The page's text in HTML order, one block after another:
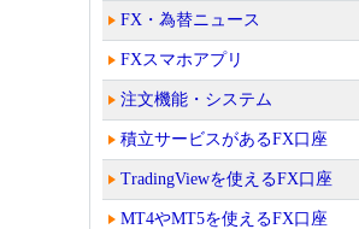
FX・為替ニュース
FXスマホアプリ
注文機能・システム
積立サービスがあるFX口座
TradingViewを使えるFX口座
MT4やMT5を使えるFX口座